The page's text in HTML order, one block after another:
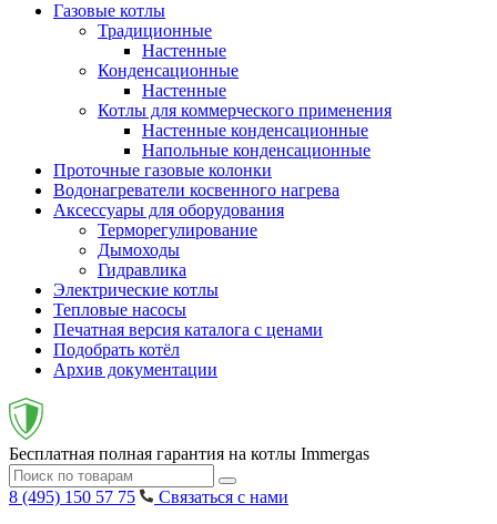
Газовые котлы
Традиционные
Настенные
Конденсационные
Настенные
Котлы для коммерческого применения
Настенные конденсационные
Напольные конденсационные
Проточные газовые колонки
Водонагреватели косвенного нагрева
Аксессуары для оборудования
Терморегулирование
Дымоходы
Гидравлика
Электрические котлы
Тепловые насосы
Печатная версия каталога с ценами
Подобрать котёл
Архив документации
Бесплатная полная гарантия на котлы Immergas
8 (495) 150 57 75
Связаться с нами